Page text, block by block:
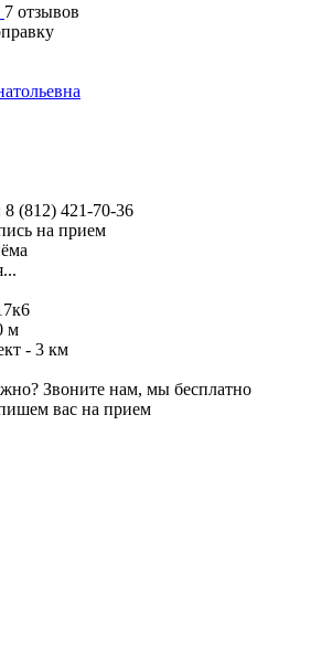
7 отзывов
8 (812) 421-70-36
на прием
м
- 3 км
Звоните нам, мы бесплатно
вас на прием